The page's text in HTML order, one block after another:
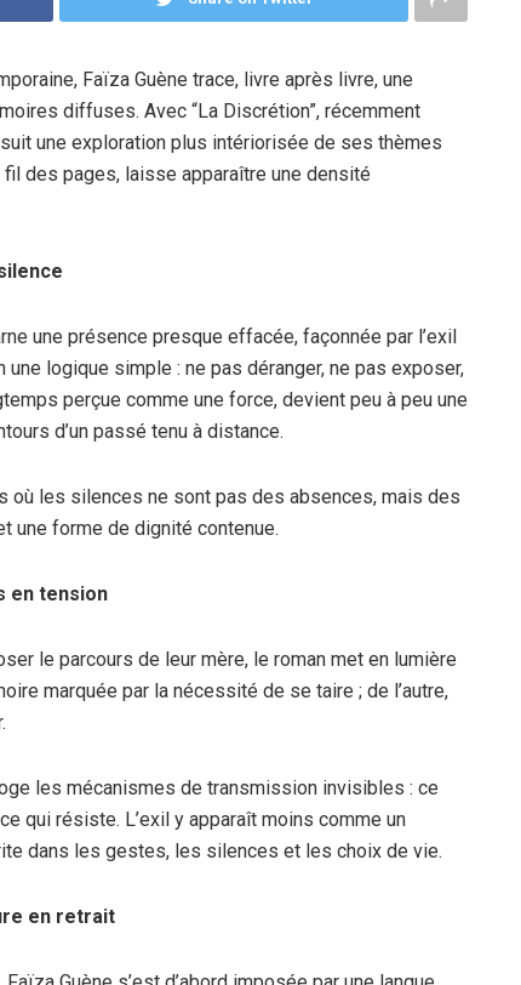
Faïza Guène trace, livre après livre, une
diffuses. Avec “La Discrétion”, récemment
une exploration plus intériorisée de ses thèmes
des pages, laisse apparaître une densité
une présence presque effacée, façonnée par l’exil
logique simple : ne pas déranger, ne pas exposer,
perçue comme une force, devient peu à peu une
d’un passé tenu à distance.
où les silences ne sont pas des absences, mais des
une forme de dignité contenue.
en tension
le parcours de leur mère, le roman met en lumière
marquée par la nécessité de se taire ; de l’autre,
les mécanismes de transmission invisibles : ce
qui résiste. L’exil y apparaît moins comme un
dans les gestes, les silences et les choix de vie.
en retrait